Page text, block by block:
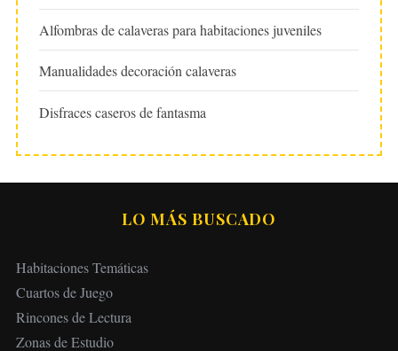
Alfombras de calaveras para habitaciones juveniles
Manualidades decoración calaveras
Disfraces caseros de fantasma
LO MÁS BUSCADO
Habitaciones Temáticas
Cuartos de Juego
Rincones de Lectura
Zonas de Estudio